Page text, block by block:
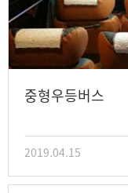
중형우등버스
2019.04.15